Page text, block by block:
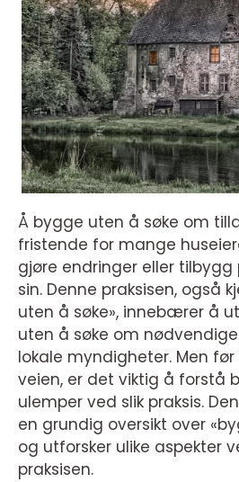
Å bygge uten å søke om
fristende for mange
gjøre endringer eller
sin. Denne praksisen, også
uten å søke», innebærer å
uten å søke om
lokale myndigheter. Men
veien, er det viktig å forstå
ulemper ved slik praksis.
en grundig oversikt over
og utforsker ulike aspekter
praksisen.